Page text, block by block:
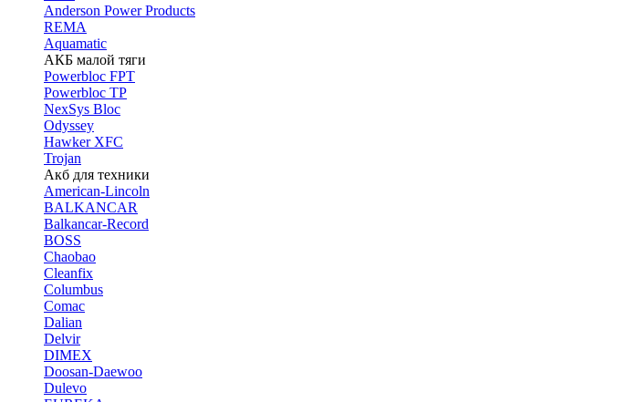
Anderson Power Products
REMA
Aquamatic
АКБ малой тяги
Powerbloc FPT
Powerbloc TP
NexSys Bloc
Odyssey
Hawker XFC
Trojan
Акб для техники
American-Lincoln
BALKANCAR
Balkancar-Record
BOSS
Chaobao
Cleanfix
Columbus
Comac
Dalian
Delvir
DIMEX
Doosan-Daewoo
Dulevo